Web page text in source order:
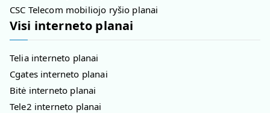
CSC Telecom mobiliojo ryšio planai
Visi interneto planai
Telia interneto planai
Cgates interneto planai
Bitė interneto planai
Tele2 interneto planai